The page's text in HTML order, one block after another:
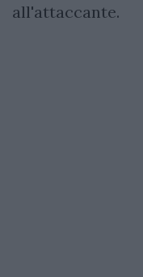
all'attaccante.